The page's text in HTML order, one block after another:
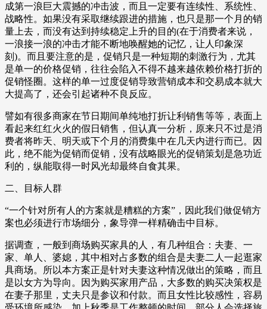
成第一浪巨大震撼的冲击波，而且一定要有连续性、系统性、
战略性。如果没有采取继续跟进的措施，也只是那一个月的销
量上去，而没有达到持续稳定上升的目的(在于消费者来说，
一浪接一浪的冲击才能不断地唤醒她的记忆，让人印象深
刻)。而且要注意的是，促销只是一种短期的刺激行为，尤其
是单一的价格促销，往往会陷入不得不越来越依赖价格打折的
促销怪圈。这样的单一过度促销导致营销成本和交易成本就大
大提高了，还会引起诸种不良反应。
譬如有很多商家在节日期间单纯地打折让利销售等等，表面上
看起来红红火火的假日销售，但认真一分析，原来只不过是消
费者将昨天、明天或下个月的消费集中在几天内进行而已。因
此，绝不能为促销而促销，没有战略眼光的促销策划是急功近
利的，纵能取得一时风光却最终自食其果。
二、目标人群
“一个针对所有人的方案就是糟糕的方案”，因此我们做促销方
案也必须进行市场细分，象导弹一样精确击中目标。
据调查，一般到商场购买家具的人，有几种组合：夫妻、一
家、单人、婆媳，其中相对占多数的组合是夫妻二人一起逛家
具商场。所以本方案正是针对夫妻这种情况做出的策略，而且
是以女方为导向。因为购买家用产品，大多数的购买决策权是
在妻子那里，丈夫只是参议和付款。而且女性比较感性，容易